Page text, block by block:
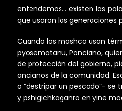
entendemos… existen las
que usaron las generaciones
Cuando los mashco usan
pyosematanu, Ponciano,
de protección del gobierno,
ancianos de la comunidad.
o “destripar un pescado”-
y pshigichkaganro en yine